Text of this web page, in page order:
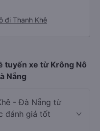
đi Thanh Khê
tuyến xe từ Krông Nô
Nẵng
- Đà Nẵng từ
đánh giá tốt